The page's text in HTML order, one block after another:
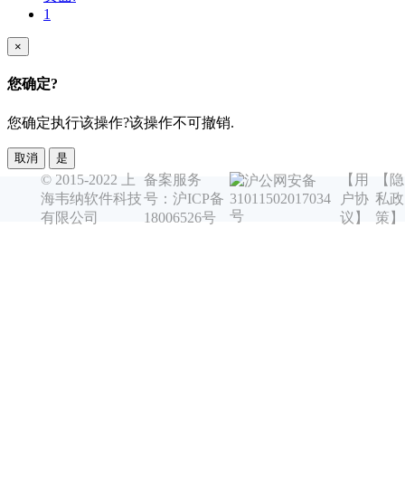
1
×
您确定?
您确定执行该操作?该操作不可撤销.
取消 是
© 2015-2022 上
海韦纳软件科技
有限公司
备案服务
号：沪ICP备
18006526号
沪公网安备
31011502017034
号
【用
户协
议】
【隐
私政
策】